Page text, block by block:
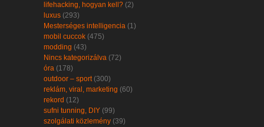
lifehacking, hogyan kell? (2)
luxus (293)
Mesterséges intelligencia (1)
mobil cuccok (475)
modding (43)
Nincs kategorizálva (72)
óra (178)
outdoor – sport(300)
reklám, viral, marketing (60)
rekord (12)
sufni tunning, DIY (99)
szolgálati közlemény (39)